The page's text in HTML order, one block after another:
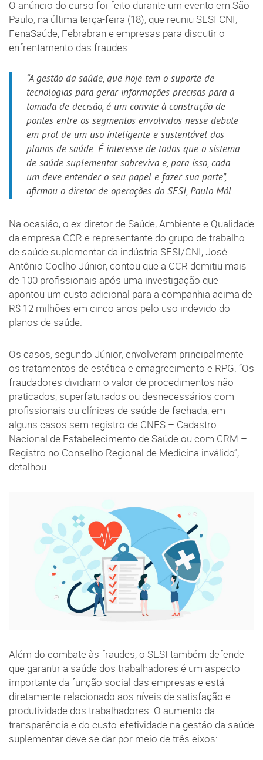
O anúncio do curso foi feito durante um evento em São
Paulo, na última terça-feira (18), que reuniu SESI CNI,
FenaSaúde, Febrabran e empresas para discutir o
enfrentamento das fraudes.
“A gestão da saúde, que hoje tem o suporte de
tecnologias para gerar informações precisas para a
tomada de decisão, é um convite à construção de
pontes entre os segmentos envolvidos nesse debate
em prol de um uso inteligente e sustentável dos
planos de saúde. É interesse de todos que o sistema
de saúde suplementar sobreviva e, para isso, cada
um deve entender o seu papel e fazer sua parte”,
afirmou o diretor de operações do SESI, Paulo Mól.
Na ocasião, o ex-diretor de Saúde, Ambiente e Qualidade
da empresa CCR e representante do grupo de trabalho
de saúde suplementar da indústria SESI/CNI, José
Antônio Coelho Júnior, contou que a CCR demitiu mais
de 100 profissionais após uma investigação que
apontou um custo adicional para a companhia acima de
R$ 12 milhões em cinco anos pelo uso indevido do
planos de saúde.
Os casos, segundo Júnior, envolveram principalmente
os tratamentos de estética e emagrecimento e RPG. “Os
fraudadores dividiam o valor de procedimentos não
praticados, superfaturados ou desnecessários com
profissionais ou clínicas de saúde de fachada, em
alguns casos sem registro de CNES – Cadastro
Nacional de Estabelecimento de Saúde ou com CRM –
Registro no Conselho Regional de Medicina inválido”,
detalhou.
Além do combate às fraudes, o SESI também defende
que garantir a saúde dos trabalhadores é um aspecto
importante da função social das empresas e está
diretamente relacionado aos níveis de satisfação e
produtividade dos trabalhadores. O aumento da
transparência e do custo-efetividade na gestão da saúde
suplementar deve se dar por meio de três eixos: